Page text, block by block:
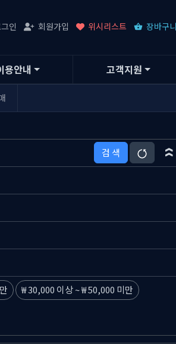
인 회원가입 위시리스트 장바구니
용안내 고객지원
검 색
30,000 이상~ 50,000 미만